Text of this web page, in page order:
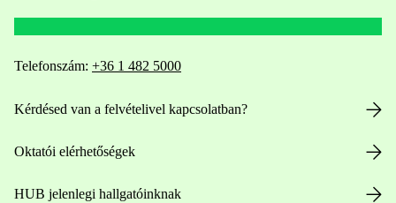
Telefonszám: +36 1 482 5000
Kérdésed van a felvételivel kapcsolatban?
Oktatói elérhetőségek
HUB jelenlegi hallgatóinknak